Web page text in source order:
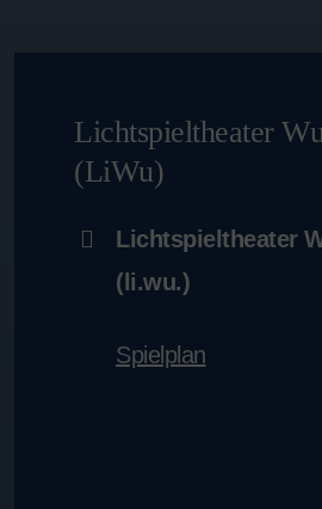
Lichtspieltheater
(LiWu)
Lichtspieltheater
(li.wu.)
Spielplan